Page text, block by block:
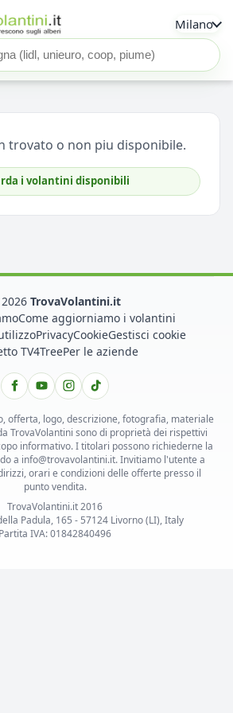
Milano
trovato o non piu disponibile.
i volantini disponibili
TrovaVolantini.it
Come aggiorniamo i volantini
PrivacyCookieGestisci cookie
TV4TreePer le aziende
offerta, logo, descrizione, fotografia, materiale
TrovaVolantini sono di proprietà dei rispettivi
informativo. I titolari possono richiederne la
a info@trovavolantini.it. Invitiamo l'utente a
orari e condizioni delle offerte presso il
punto vendita.
TrovaVolantini.it 2016
Padula, 165 - 57124 Livorno (LI), Italy
Partita IVA: 01842840496